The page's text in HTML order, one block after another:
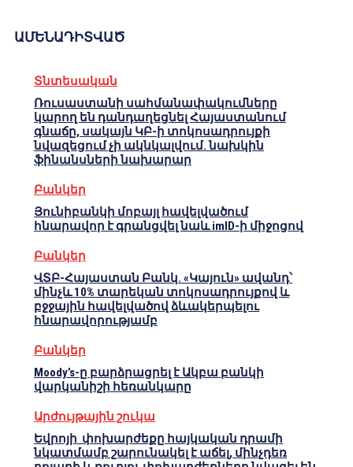
ԱՄԵՆԱԴԻՏՎԱԾ
Տնտեսական
Ռուսաստանի սահմանափակումները
կարող են դանդաղեցնել Հայաստանում
գնաճը, սակայն ԿԲ-ի տոկոսադրույքի
նվազեցում չի ակնկալվում. նախկին
ֆինանսների նախարար
Բանկեր
Յունիբանկի մոբայլ հավելվածում
հնարավոր է գրանցվել նաև imID-ի միջոցով
Բանկեր
ՎՏԲ-Հայաստան Բանկ. «Կայուն» ավանդ՝
մինչև 10% տարեկան տոկոսադրույքով և
բջջային հավելվածով ձևակերպելու
հնարավորությամբ
Բանկեր
Moody’s-ը բարձրացրել է Ակբա բանկի
վարկանիշի հեռանկարը
Արժույթային շուկա
Եվրոյի փոխարժեքը հայկական դրամի
նկատմամբ շարունակել է աճել, մինչդեռ